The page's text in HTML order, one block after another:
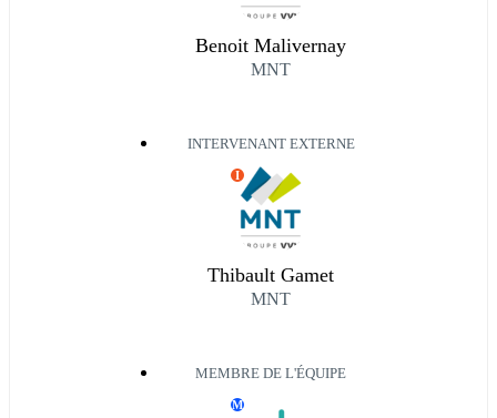
Benoit Malivernay
MNT
INTERVENANT EXTERNE
I
Thibault Gamet
MNT
MEMBRE DE L'ÉQUIPE
M